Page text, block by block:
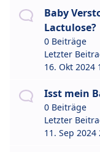
Baby
Lactulose?
0 Beiträge
Letzter
16. Okt 2024
Isst mein
0 Beiträge
Letzter
11. Sep 2024